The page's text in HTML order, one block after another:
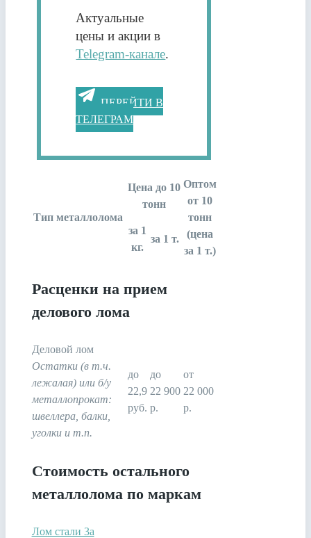
Актуальные
цены и акции в
Telegram-канале.
ПЕРЕЙТИ В
ТЕЛЕГРАМ
Тип металлолома
Цена до 10
тонн
Оптом
от 10
тонн
(цена
за 1 т.)
за 1
кг.
за 1 т.
Расценки на прием
делового лома
Деловой лом
Остатки (в т.ч.
лежалая) или б/у
металлопрокат:
швеллера, балки,
уголки и т.п.
до
22,9
руб.
до
22 900
р.
от
22 000
р.
Стоимость остального
металлолома по маркам
Лом стали 3а